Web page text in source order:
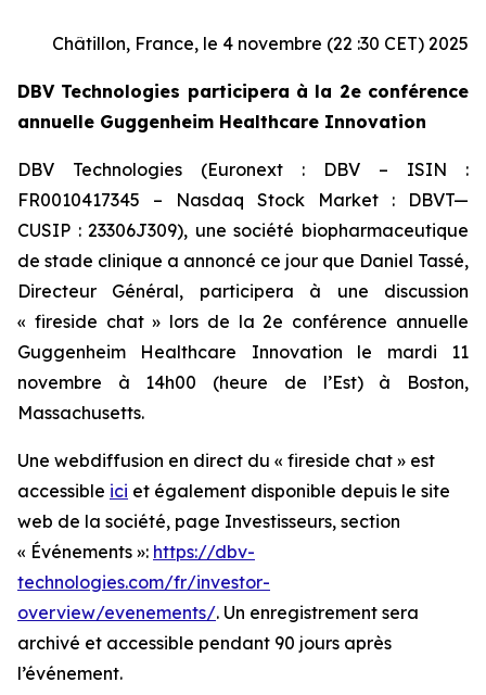
Châtillon, France, le 4 novembre (22 :30 CET) 2025
DBV Technologies participera à la 2e conférence
annuelle Guggenheim Healthcare Innovation
DBV Technologies (Euronext : DBV – ISIN :
FR0010417345 – Nasdaq Stock Market : DBVT—
CUSIP : 23306J309), une société biopharmaceutique
de stade clinique a annoncé ce jour que Daniel Tassé,
Directeur Général, participera à une discussion
« fireside chat » lors de la 2e conférence annuelle
Guggenheim Healthcare Innovation le mardi 11
novembre à 14h00 (heure de l’Est) à Boston,
Massachusetts.
Une webdiffusion en direct du « fireside chat » est
accessible ici et également disponible depuis le site
web de la société, page Investisseurs, section
« Événements »: https://dbv-
technologies.com/fr/investor-
overview/evenements/. Un enregistrement sera
archivé et accessible pendant 90 jours après
l’événement.